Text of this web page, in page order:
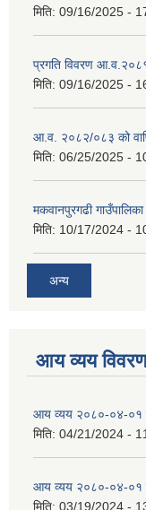
मिति: 09/16/2025 -
प्रगति विवरण
मिति: 09/16/2025 -
आ.व. २०८२/०८३ को
मिति: 06/25/2025 -
मकवानपुरगढी
मिति: 10/17/2024 -
अन्य
आय व्यय विवरण
आय व्यय २०८०-०४-०१
मिति: 04/21/2024 -
आय व्यय २०८०-०४-०१
मिति: 03/19/2024 -